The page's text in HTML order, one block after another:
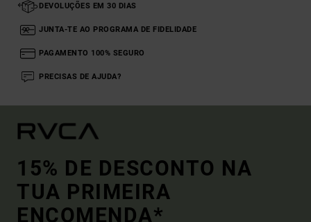
DEVOLUÇÕES EM 30 DIAS
JUNTA-TE AO PROGRAMA DE FIDELIDADE
PAGAMENTO 100% SEGURO
PRECISAS DE AJUDA?
15% DE DESCONTO NA
TUA PRIMEIRA
ENCOMENDA*